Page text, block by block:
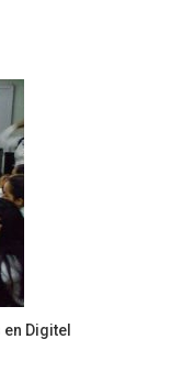
Digitel